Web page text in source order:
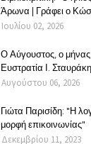
Άρωνα | Γράφει ο
Ιουλίου 02, 2026
Ο Αύγουστος, ο μήνας
Ευστρατία Ι.
Αυγούστου 06, 2026
Γιώτα Παρισίδη: "Η
μορφή επικοινωνίας"
Δεκεμβρίου 11, 2023